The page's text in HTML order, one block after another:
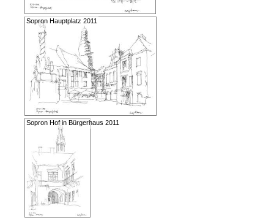
Sopron Hauptplatz 2011
Sopron Hof in Bürgerhaus 2011